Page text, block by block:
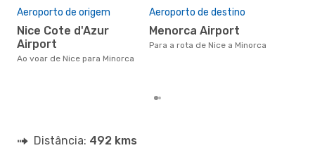
Aeroporto de origem
Nice Cote d'Azur
Airport
Ao voar de Nice para Minorca
Aeroporto de destino
Menorca Airport
Para a rota de Nice a Minorca
Distância: 492 kms